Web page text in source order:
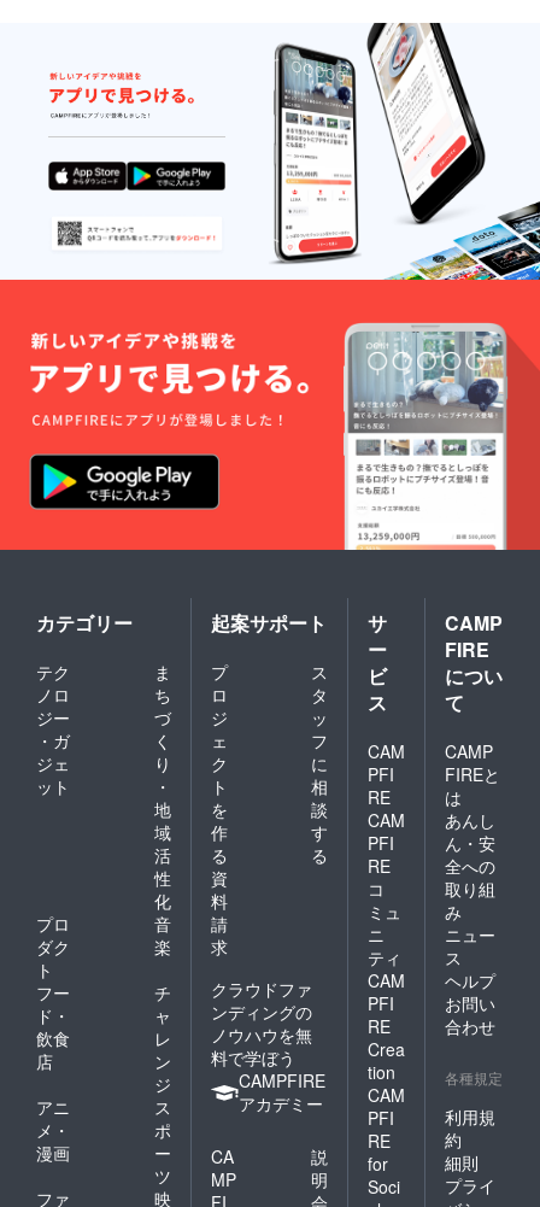
カテゴリー
テク
ノロ
ジー
・ガ
ジェ
ット
ま
ち
づ
く
り
・
地
域
活
性
化
プロ
ダク
ト
音
楽
フー
ド・
飲食
店
チ
ャ
レ
ン
ジ
アニ
メ・
漫画
ス
ポ
ー
ツ
ファ
映
起案サポート
プ
ロ
ジ
ェ
ク
ト
を
作
る
ス
タ
ッ
フ
に
相
談
す
る
資
料
請
求
クラウドファ
ンディングの
ノウハウを無
料で学ぼう
CAMPFIRE
アカデミー
CA
MP
説
明
サ
ー
ビ
ス
CAM
PFI
RE
CAM
PFI
RE
コ
ミュ
ニ
ティ
CAM
PFI
RE
Crea
tion
CAM
PFI
RE
for
Soci
CAMP
FIRE
につい
て
CAMP
FIREと
は
あんし
ん・安
全への
取り組
み
ニュー
ス
ヘルプ
お問い
合わせ
各種規定
利用規
約
細則
プライ